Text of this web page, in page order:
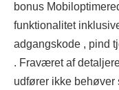
bonus
funktionalitet
adgangskode , pind
. Fraværet af
udfører ikke